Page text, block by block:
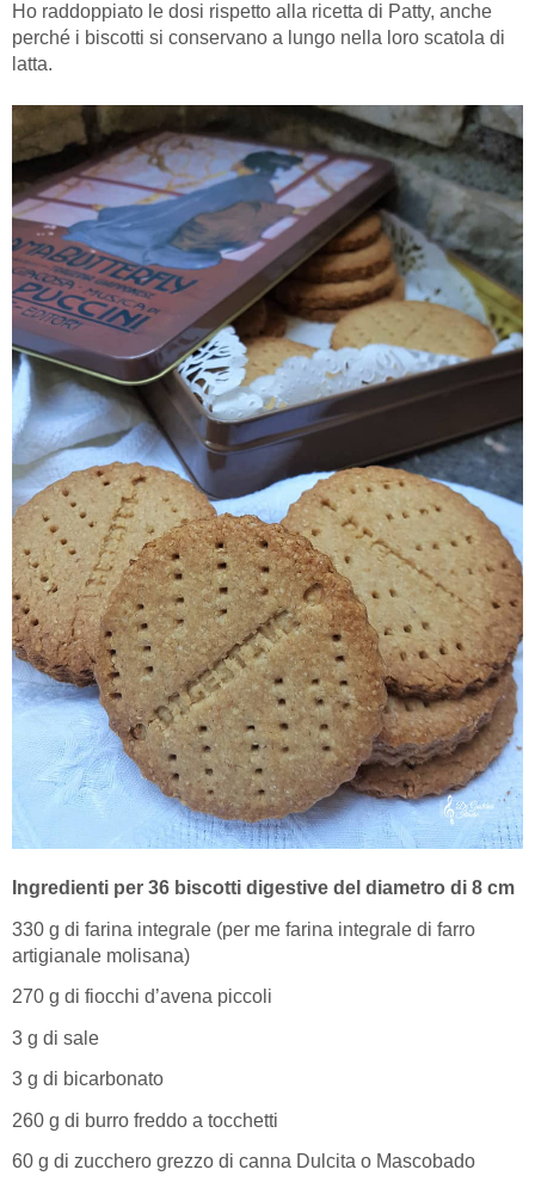
Ho raddoppiato le dosi rispetto alla ricetta di Patty, anche
perché i biscotti si conservano a lungo nella loro scatola di
latta.
Ingredienti per 36 biscotti digestive del diametro di 8 cm
330 g di farina integrale (per me farina integrale di farro
artigianale molisana)
270 g di fiocchi d’avena piccoli
3 g di sale
3 g di bicarbonato
260 g di burro freddo a tocchetti
60 g di zucchero grezzo di canna Dulcita o Mascobado